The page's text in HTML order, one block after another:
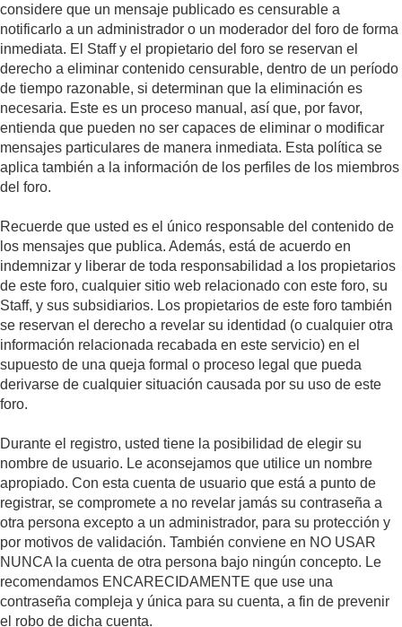
considere que un mensaje publicado es censurable a
notificarlo a un administrador o un moderador del foro de forma
inmediata. El Staff y el propietario del foro se reservan el
derecho a eliminar contenido censurable, dentro de un período
de tiempo razonable, si determinan que la eliminación es
necesaria. Este es un proceso manual, así que, por favor,
entienda que pueden no ser capaces de eliminar o modificar
mensajes particulares de manera inmediata. Esta política se
aplica también a la información de los perfiles de los miembros
del foro.
Recuerde que usted es el único responsable del contenido de
los mensajes que publica. Además, está de acuerdo en
indemnizar y liberar de toda responsabilidad a los propietarios
de este foro, cualquier sitio web relacionado con este foro, su
Staff, y sus subsidiarios. Los propietarios de este foro también
se reservan el derecho a revelar su identidad (o cualquier otra
información relacionada recabada en este servicio) en el
supuesto de una queja formal o proceso legal que pueda
derivarse de cualquier situación causada por su uso de este
foro.
Durante el registro, usted tiene la posibilidad de elegir su
nombre de usuario. Le aconsejamos que utilice un nombre
apropiado. Con esta cuenta de usuario que está a punto de
registrar, se compromete a no revelar jamás su contraseña a
otra persona excepto a un administrador, para su protección y
por motivos de validación. También conviene en NO USAR
NUNCA la cuenta de otra persona bajo ningún concepto. Le
recomendamos ENCARECIDAMENTE que use una
contraseña compleja y única para su cuenta, a fin de prevenir
el robo de dicha cuenta.